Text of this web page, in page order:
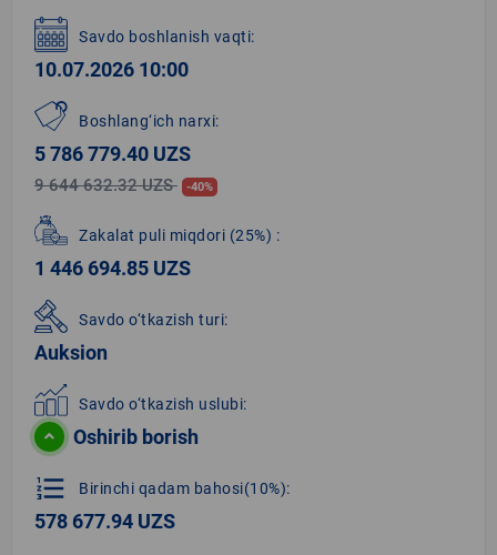
Savdo boshlanish vaqti:
10.07.2026 10:00
Boshlang‘ich narxi:
5 786 779.40 UZS
9 644 632.32 UZS -40%
Zakalat puli miqdori (25%) :
1 446 694.85 UZS
Savdo o‘tkazish turi:
Auksion
Savdo o‘tkazish uslubi:
Oshirib borish
format_list_numbered Birinchi qadam bahosi(10%):
578 677.94 UZS